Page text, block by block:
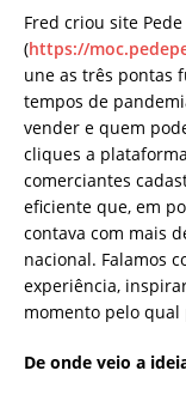
Fred criou site
(https://
une as três pontas
tempos de
vender e quem
cliques a
comerciantes
eficiente que, em
contava com mais
nacional. Falamos
experiência,
momento pelo qual
De onde veio a